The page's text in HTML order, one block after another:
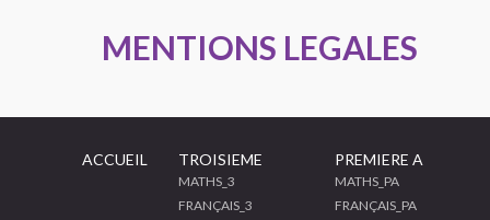
MENTIONS LEGALES
ACCUEIL TROISIEME
MATHS_3
FRANÇAIS_3
PREMIERE A
MATHS_PA
FRANÇAIS_PA